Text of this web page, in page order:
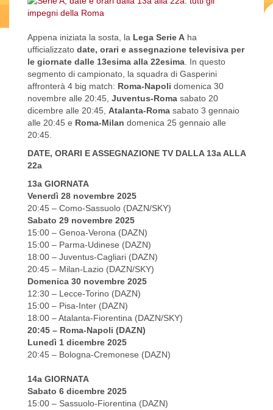
Appena iniziata la sosta, la Lega Serie A ha
ufficializzato date, orari e assegnazione televisiva per
le giornate dalle 13esima alla 22esima. In questo
segmento di campionato, la squadra di Gasperini
affronterà 4 big match: Roma-Napoli domenica 30
novembre alle 20:45, Juventus-Roma sabato 20
dicembre alle 20:45, Atalanta-Roma sabato 3 gennaio
alle 20:45 e Roma-Milan domenica 25 gennaio alle
20:45.
DATE, ORARI E ASSEGNAZIONE TV DALLA 13a ALLA
22a
13a GIORNATA
Venerdì 28 novembre 2025
20:45 – Como-Sassuolo (DAZN/SKY)
Sabato 29 novembre 2025
15:00 – Genoa-Verona (DAZN)
15:00 – Parma-Udinese (DAZN)
18:00 – Juventus-Cagliari (DAZN)
20:45 – Milan-Lazio (DAZN/SKY)
Domenica 30 novembre 2025
12:30 – Lecce-Torino (DAZN)
15:00 – Pisa-Inter (DAZN)
18:00 – Atalanta-Fiorentina (DAZN/SKY)
20:45 – Roma-Napoli (DAZN)
Lunedì 1 dicembre 2025
20:45 – Bologna-Cremonese (DAZN)
14a GIORNATA
Sabato 6 dicembre 2025
15:00 – Sassuolo-Fiorentina (DAZN)